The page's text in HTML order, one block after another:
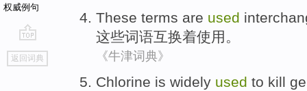
权威例句
go
top
返回词典
These terms are used
这些词语互换着使用 。
《牛津词典》
Chlorine is widely used to kill